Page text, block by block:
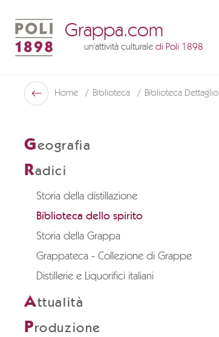
Grappa.com
un'attività culturale di Poli 1898
Indietro
Home Biblioteca Biblioteca Dettaglio
Geografia
Radici
Storia della distillazione
Biblioteca dello spirito
Storia della Grappa
Grappateca - Collezione di Grappe
Distillerie e Liquorifici italiani
Attualità
Produzione